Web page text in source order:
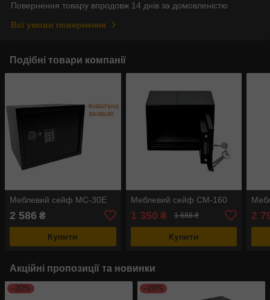
Повернення товару впродовж 14 днів за домовленістю
Всі умови повернення
Подібні товари компанії
Меблевий сейф МС-30Е
2 586 ₴
Купити
Меблевий сейф СМ-160
1 350 ₴ 1 688 ₴
Купити
2
Акційні пропозиції та новинки
–20% –20%